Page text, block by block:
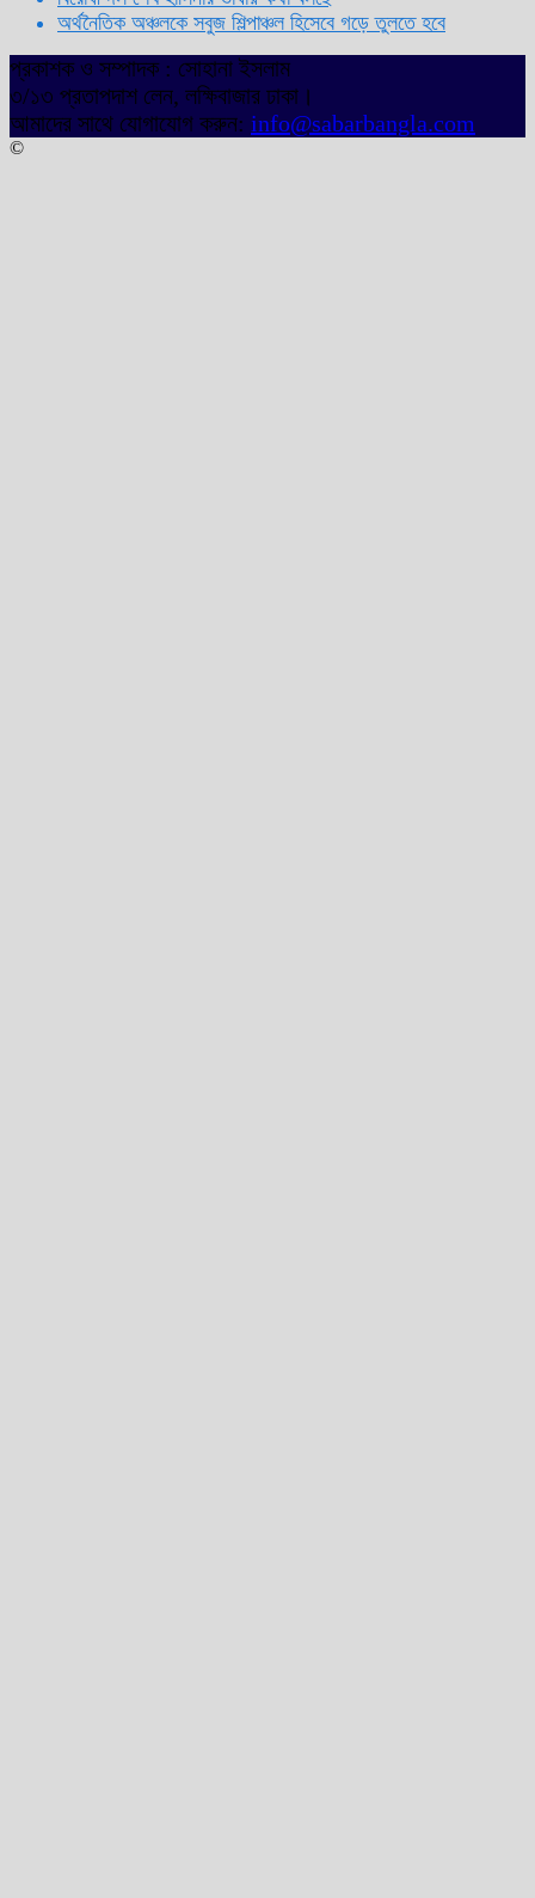
অর্থনৈতিক অঞ্চলকে সবুজ শিল্পাঞ্চল হিসেবে গড়ে তুলতে হবে
প্রকাশক ও সম্পাদক : সোহানা ইসলাম
৩/১৩ প্রতাপদাশ লেন, লক্ষিবাজার ঢাকা।
আমাদের সাথে যোগাযোগ করুন: info@sabarbangla.com
©